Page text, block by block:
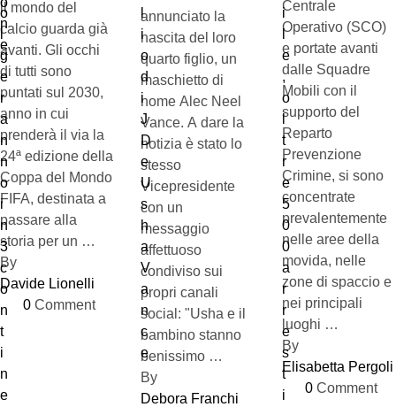
il mondo del
calcio guarda già
avanti. Gli occhi
di tutti sono
puntati sul 2030,
anno in cui
prenderà il via la
24ª edizione della
Coppa del Mondo
FIFA, destinata a
passare alla
storia per un …
By
Davide Lionelli
0 Comment
annunciato la
nascita del loro
quarto figlio, un
maschietto di
nome Alec Neel
Vance. A dare la
notizia è stato lo
stesso
Vicepresidente
con un
messaggio
affettuoso
condiviso sui
propri canali
social: "Usha e il
bambino stanno
benissimo …
By
Debora Franchi
Centrale
Operativo (SCO)
e portate avanti
dalle Squadre
Mobili con il
supporto del
Reparto
Prevenzione
Crimine, si sono
concentrate
prevalentemente
nelle aree della
movida, nelle
zone di spaccio e
nei principali
luoghi …
By
Elisabetta Pergoli
0 Comment